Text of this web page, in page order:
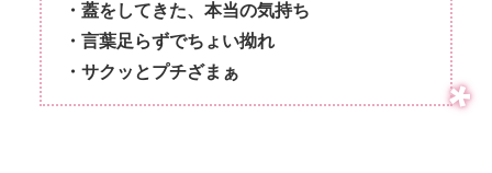
・蓋をしてきた、本当の気持ち
・言葉足らずでちょい拗れ
・サクッとプチざまぁ